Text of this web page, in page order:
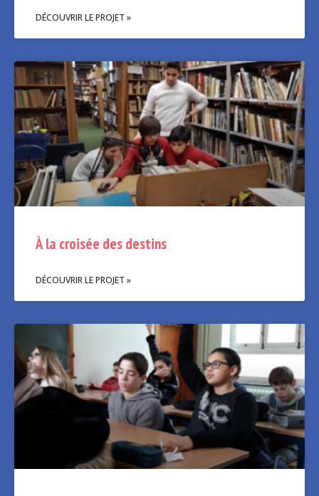
DÉCOUVRIR LE PROJET »
À la croisée des destins
DÉCOUVRIR LE PROJET »